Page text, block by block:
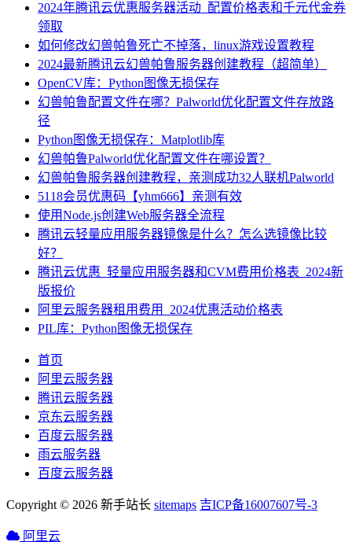
2024年腾讯云优惠服务器活动_配置价格表和千元代金券
领取
如何修改幻兽帕鲁死亡不掉落，linux游戏设置教程
2024最新腾讯云幻兽帕鲁服务器创建教程（超简单）
OpenCV库：Python图像无损保存
幻兽帕鲁配置文件在哪？Palworld优化配置文件存放路
径
Python图像无损保存：Matplotlib库
幻兽帕鲁Palworld优化配置文件在哪设置？
幻兽帕鲁服务器创建教程，亲测成功32人联机Palworld
5118会员优惠码【yhm666】亲测有效
使用Node.js创建Web服务器全流程
腾讯云轻量应用服务器镜像是什么？怎么选镜像比较
好？
腾讯云优惠_轻量应用服务器和CVM费用价格表_2024新
版报价
阿里云服务器租用费用_2024优惠活动价格表
PIL库：Python图像无损保存
首页
阿里云服务器
腾讯云服务器
京东云服务器
百度云服务器
雨云服务器
百度云服务器
Copyright © 2026 新手站长 sitemaps 吉ICP备16007607号-3
阿里云